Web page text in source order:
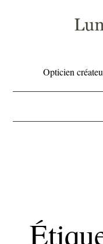
Opticien